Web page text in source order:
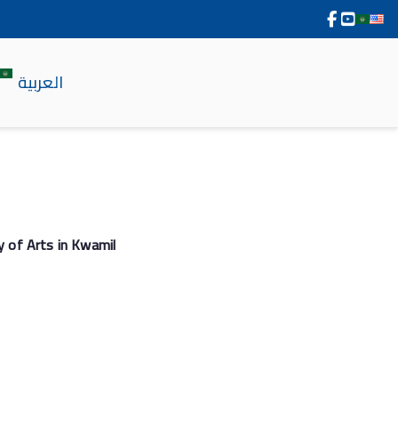
العربية
of Arts in Kwamil